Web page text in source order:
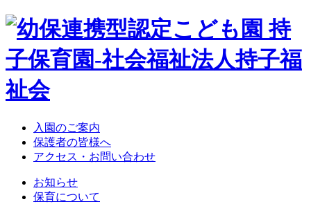
入園のご案内
保護者の皆様へ
アクセス・お問い合わせ
お知らせ
保育について